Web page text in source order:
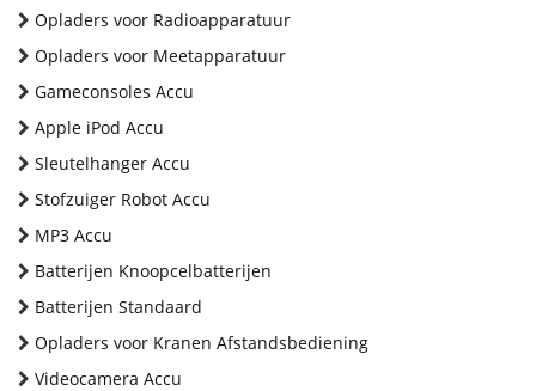
Opladers voor Radioapparatuur
Opladers voor Meetapparatuur
Gameconsoles Accu
Apple iPod Accu
Sleutelhanger Accu
Stofzuiger Robot Accu
MP3 Accu
Batterijen Knoopcelbatterijen
Batterijen Standaard
Opladers voor Kranen Afstandsbediening
Videocamera Accu